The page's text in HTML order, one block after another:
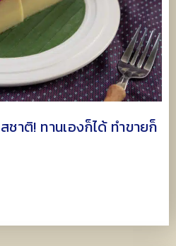
าติ! ทานเองก็ได้ ทำขายก็